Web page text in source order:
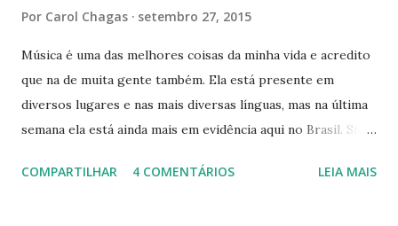
Por Carol Chagas setembro 27, 2015
Música é uma das melhores coisas da minha vida e acredito
que na de muita gente também. Ela está presente em
diversos lugares e nas mais diversas línguas, mas na última
semana ela está ainda mais em evidência aqui no Brasil. Sim,
decidi fazer um post sobre os cantores, mas de um jeitinho
COMPARTILHAR 4 COMENTÁRIOS LEIA MAIS